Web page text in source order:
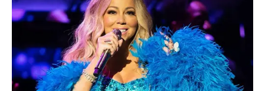
(foto: edanafashion)
3. Celana cokelat senada dengan sepatunya dipadu
serba dengan kaos, cardigan danclutchwarna hitam